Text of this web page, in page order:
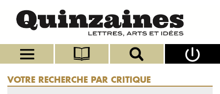
VOTRE RECHERCHE PAR CRITIQUE